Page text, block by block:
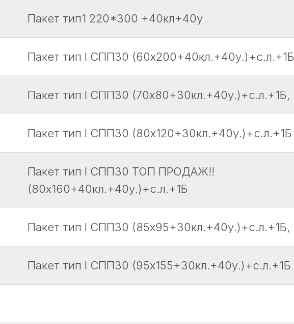
Пакет тип1 220*300 +40кл+40у
Пакет тип I СПП30 (60х200+40кл.+40у.)+с.л.+1Б
Пакет тип I СПП30 (70х80+30кл.+40у.)+с.л.+1Б,
Пакет тип I СПП30 (80х120+30кл.+40у.)+с.л.+1Б
Пакет тип I СПП30 ТОП ПРОДАЖ!!
(80х160+40кл.+40у.)+с.л.+1Б
Пакет тип I СПП30 (85х95+30кл.+40у.)+с.л.+1Б,
Пакет тип I СПП30 (95х155+30кл.+40у.)+с.л.+1Б